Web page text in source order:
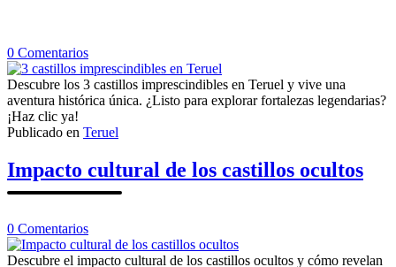
0 Comentariosen
3
castillos
imprescindibles
Teruel
Descubre los 3 castillos imprescindibles en Teruel y vive una
aventura histórica única. ¿Listo para explorar fortalezas legendarias?
¡Haz clic ya!
Publicado en Teruel
Impacto cultural de los castillos ocultos
0 Comentariosen
Impacto
cultural
Descubre el impacto cultural de los castillos ocultos y cómo revelan